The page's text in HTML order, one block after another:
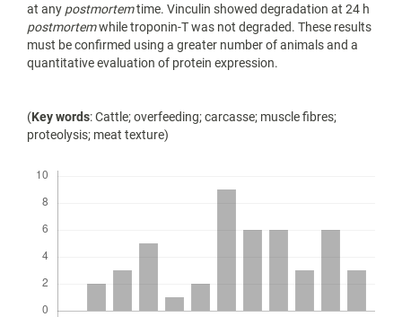
at any postmortemtime. Vinculin showed degradation at 24 h
postmortemwhile troponin-T was not degraded. These results
must be confirmed using a greater number of animals and a
quantitative evaluation of protein expression.
(Key words: Cattle; overfeeding; carcasse; muscle fibres;
proteolysis; meat texture)